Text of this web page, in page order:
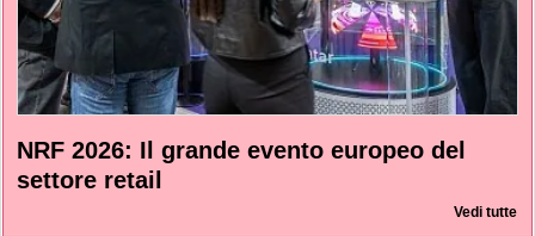
NRF 2026: Il grande evento europeo del
settore retail
Vedi tutte